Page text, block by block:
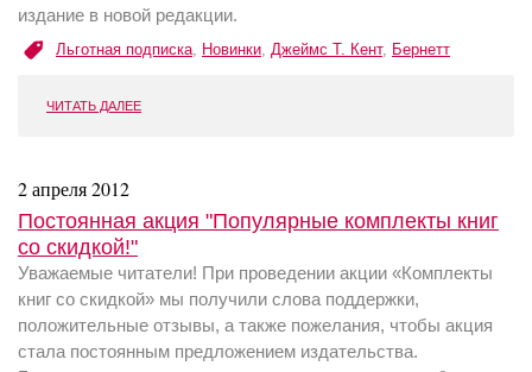
издание в новой редакции.
Льготная подписка, Новинки, Джеймс Т. Кент, Бернетт
ЧИТАТЬ ДАЛЕЕ
2 апреля 2012
Постоянная акция "Популярные комплекты книг
со скидкой!"
Уважаемые читатели! При проведении акции «Комплекты
книг со скидкой» мы получили слова поддержки,
положительные отзывы, а также пожелания, чтобы акция
стала постоянным предложением издательства.